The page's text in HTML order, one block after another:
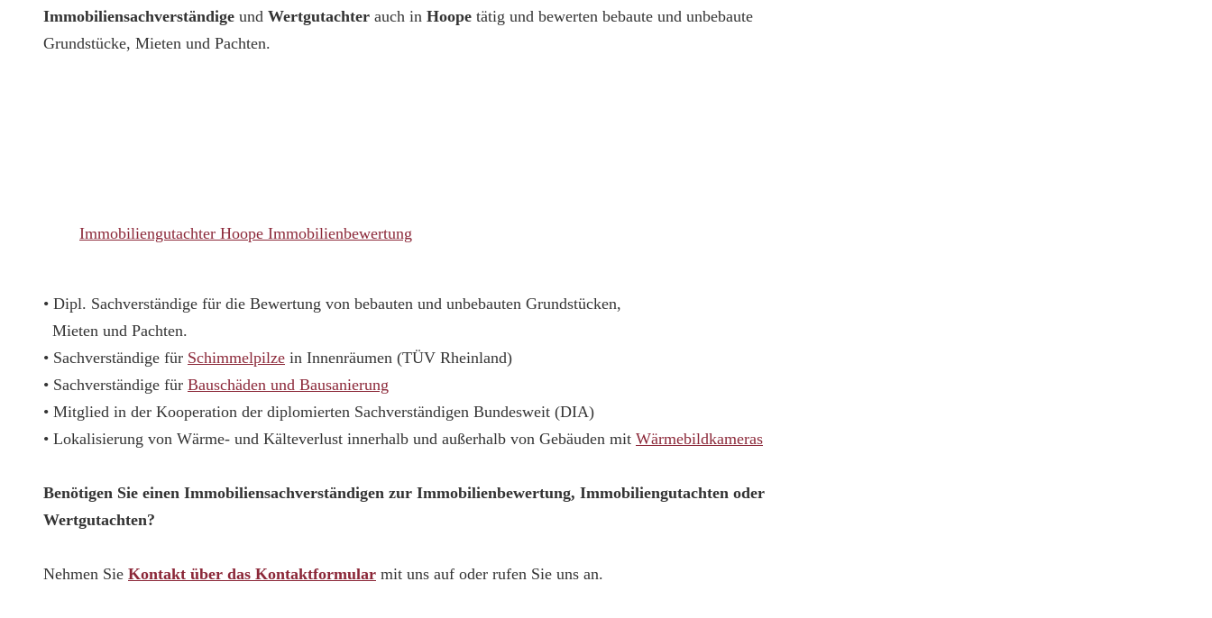
Immobiliensachverständige und Wertgutachter auch in Hoope tätig und bewerten bebaute und unbebaute
Grundstücke, Mieten und Pachten.
Immobiliengutachter Hoope Immobilienbewertung
• Dipl. Sachverständige für die Bewertung von bebauten und unbebauten Grundstücken,
Mieten und Pachten.
• Sachverständige für Schimmelpilze in Innenräumen (TÜV Rheinland)
• Sachverständige für Bauschäden und Bausanierung
• Mitglied in der Kooperation der diplomierten Sachverständigen Bundesweit (DIA)
• Lokalisierung von Wärme- und Kälteverlust innerhalb und außerhalb von Gebäuden mit Wärmebildkameras
Benötigen Sie einen Immobiliensachverständigen zur Immobilienbewertung, Immobiliengutachten oder
Wertgutachten?
Nehmen Sie Kontakt über das Kontaktformular mit uns auf oder rufen Sie uns an.